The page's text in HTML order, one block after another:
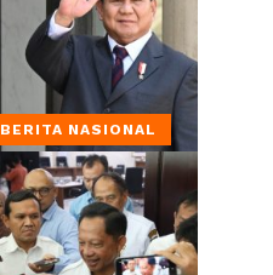
BERITA NASIONAL